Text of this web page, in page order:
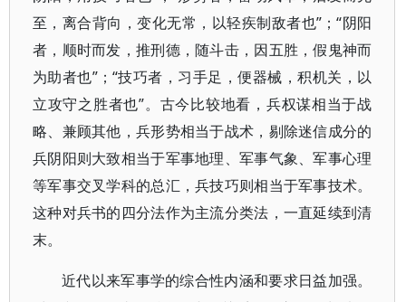
至，离合背向，变化无常，以轻疾制敌者也”；“阴阳
者，顺时而发，推刑德，随斗击，因五胜，假鬼神而
为助者也”；“技巧者，习手足，便器械，积机关，以
立攻守之胜者也”。古今比较地看，兵权谋相当于战
略、兼顾其他，兵形势相当于战术，剔除迷信成分的
兵阴阳则大致相当于军事地理、军事气象、军事心理
等军事交叉学科的总汇，兵技巧则相当于军事技术。
这种对兵书的四分法作为主流分类法，一直延续到清
末。
近代以来军事学的综合性内涵和要求日益加强。